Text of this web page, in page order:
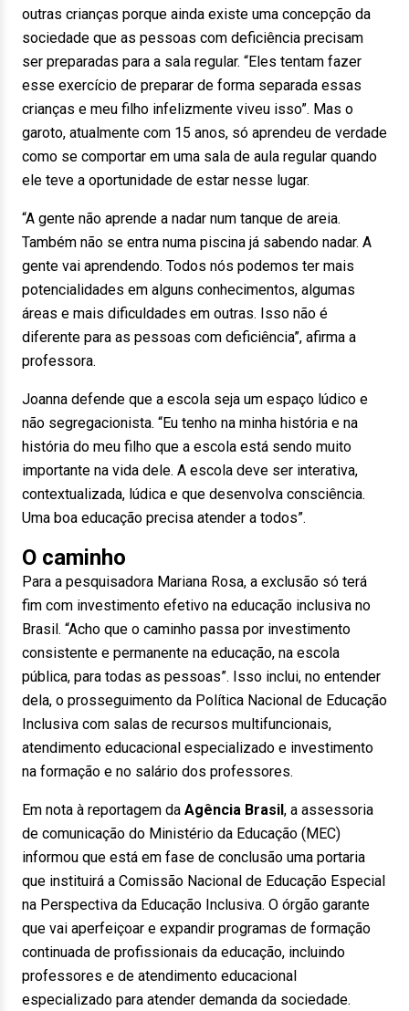
outras crianças porque ainda existe uma concepção da
sociedade que as pessoas com deficiência precisam
ser preparadas para a sala regular. “Eles tentam fazer
esse exercício de preparar de forma separada essas
crianças e meu filho infelizmente viveu isso”. Mas o
garoto, atualmente com 15 anos, só aprendeu de verdade
como se comportar em uma sala de aula regular quando
ele teve a oportunidade de estar nesse lugar.
“A gente não aprende a nadar num tanque de areia.
Também não se entra numa piscina já sabendo nadar. A
gente vai aprendendo. Todos nós podemos ter mais
potencialidades em alguns conhecimentos, algumas
áreas e mais dificuldades em outras. Isso não é
diferente para as pessoas com deficiência”, afirma a
professora.
Joanna defende que a escola seja um espaço lúdico e
não segregacionista. “Eu tenho na minha história e na
história do meu filho que a escola está sendo muito
importante na vida dele. A escola deve ser interativa,
contextualizada, lúdica e que desenvolva consciência.
Uma boa educação precisa atender a todos”.
O caminho
Para a pesquisadora Mariana Rosa, a exclusão só terá
fim com investimento efetivo na educação inclusiva no
Brasil. “Acho que o caminho passa por investimento
consistente e permanente na educação, na escola
pública, para todas as pessoas”. Isso inclui, no entender
dela, o prosseguimento da Política Nacional de Educação
Inclusiva com salas de recursos multifuncionais,
atendimento educacional especializado e investimento
na formação e no salário dos professores.
Em nota à reportagem da Agência Brasil, a assessoria
de comunicação do Ministério da Educação (MEC)
informou que está em fase de conclusão uma portaria
que instituirá a Comissão Nacional de Educação Especial
na Perspectiva da Educação Inclusiva. O órgão garante
que vai aperfeiçoar e expandir programas de formação
continuada de profissionais da educação, incluindo
professores e de atendimento educacional
especializado para atender demanda da sociedade.